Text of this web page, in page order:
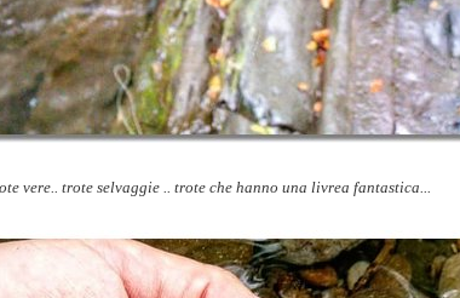
vere.. trote selvaggie .. trote che hanno una livrea fantastica...